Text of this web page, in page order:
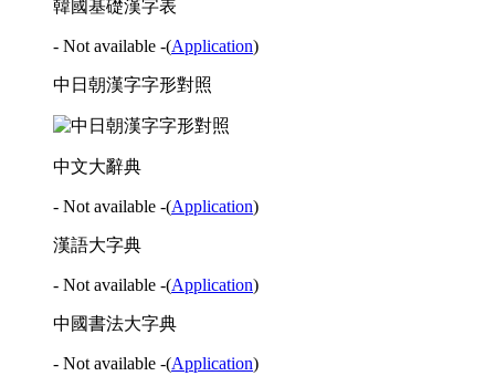
韓國基礎漢字表
- Not available -(Application)
中日朝漢字字形對照
中文大辭典
- Not available -(Application)
漢語大字典
- Not available -(Application)
中國書法大字典
- Not available -(Application)